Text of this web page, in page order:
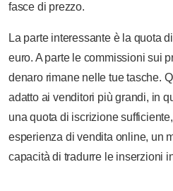
fasce di prezzo.
La parte interessante è la quota
euro. A parte le commissioni sui
denaro rimane nelle tue tasche.
adatto ai venditori più grandi, in
una quota di iscrizione
esperienza di vendita online, un
capacità di tradurre le inserzioni